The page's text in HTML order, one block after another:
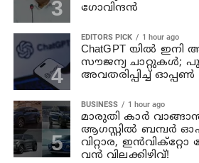
ഗോവിന്ദന്‍
EDITORS PICK 1 hour ago
ChatGPT യിൽ ഇനി
സൗജന്യ ചാറ്റുകൾ;
അവതരിപ്പിച്ച്
BUSINESS 1 hour ago
മാരുതി കാർ
ആഗസ്റ്റിൽ ബമ്പർ
വിറ്റാര,
വൻ വിലക്കിഴിവ്!